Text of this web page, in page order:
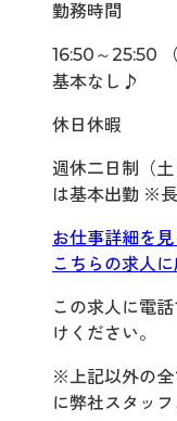
勤務時間
16:50～25:50
基本なし♪
休日休暇
週休二日制（
は基本出勤 ※
お仕事詳細を見
こちらの求人
この求人に電
けください。
※上記以外の全
に弊社スタッ